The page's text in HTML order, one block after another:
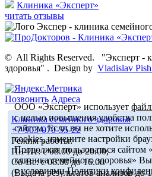
Клиника «Эксперт»
читать отзывы
© All Rights Reserved.
"Эксперт -
здоровья" . Design by Vladislav
Позвонить Адреса
Клиника семейного здоровья
+7-903-070-55-22
Режим работы:
Пн-Пт: с 08.00 до 20.00,
Сб-Вс: с 08.00 до 16.00
(Выдача результатов анализов до
ООО «Эксперт» использует
с целью повышения удобства
сайтом. Если вы не хотите
cookies, измените настройки
Продолжая пользоваться сайтом
клиника семейного здоровья» Вы
с условиямиПолитики